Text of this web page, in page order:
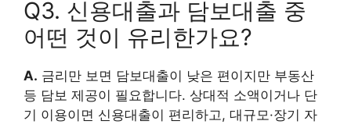
Q3. 신용대출과 담보대출 중
어떤 것이 유리한가요?
A. 금리만 보면 담보대출이 낮은 편이지만 부동산
등 담보 제공이 필요합니다. 상대적 소액이거나 단
기 이용이면 신용대출이 편리하고, 대규모·장기 자